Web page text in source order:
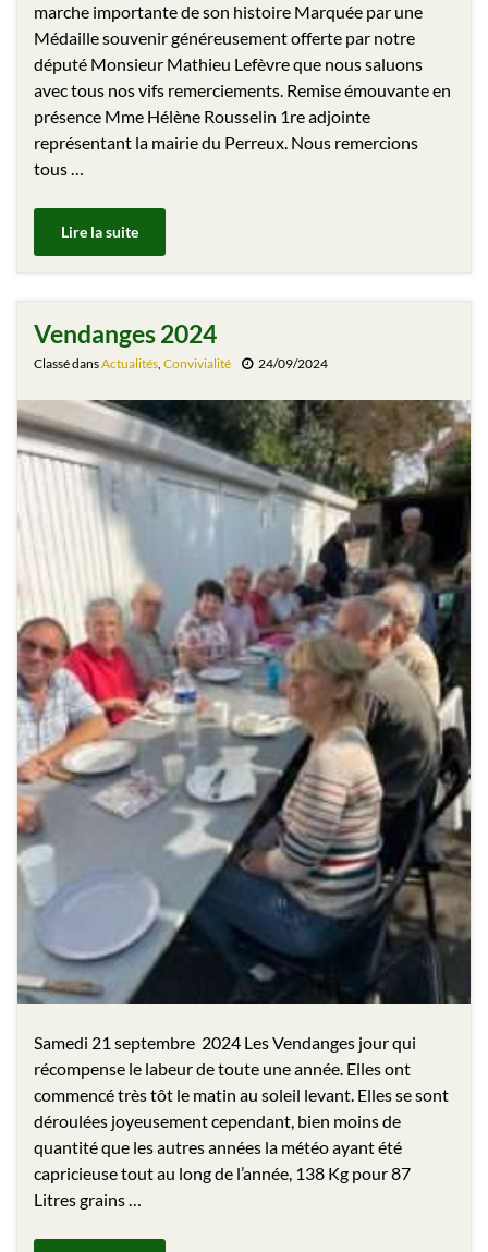
marche importante de son histoire Marquée par une
Médaille souvenir généreusement offerte par notre
député Monsieur Mathieu Lefèvre que nous saluons
avec tous nos vifs remerciements. Remise émouvante en
présence Mme Hélène Rousselin 1re adjointe
représentant la mairie du Perreux. Nous remercions
tous …
Lire la suite
Vendanges 2024
Classé dansActualités Convivialité 24/09/2024
Samedi 21 septembre 2024 Les Vendanges jour qui
récompense le labeur de toute une année. Elles ont
commencé très tôt le matin au soleil levant. Elles se sont
déroulées joyeusement cependant, bien moins de
quantité que les autres années la météo ayant été
capricieuse tout au long de l’année, 138 Kg pour 87
Litres grains …